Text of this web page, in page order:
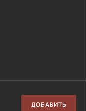
ДОБАВИТЬ